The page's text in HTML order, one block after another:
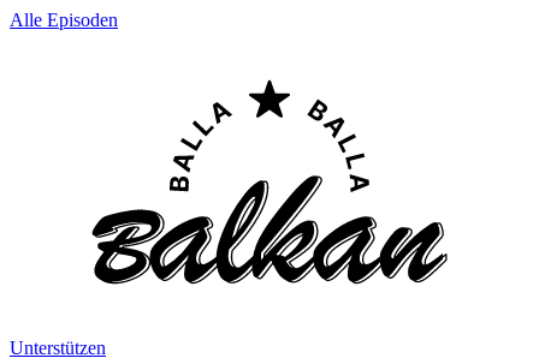
Alle Episoden
Unterstützen